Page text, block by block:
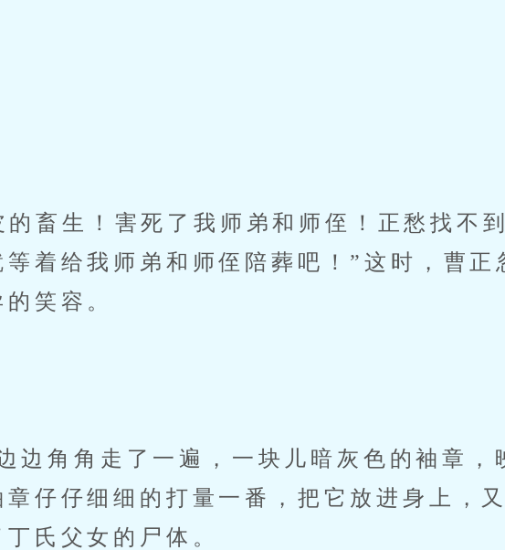
畜生！害死了我师弟和师侄！正愁找不到
着给我师弟和师侄陪葬吧！”这时，曹正
笑容。
角角走了一遍，一块儿暗灰色的袖章，
仔仔细细的打量一番，把它放进身上，
氏父女的尸体。